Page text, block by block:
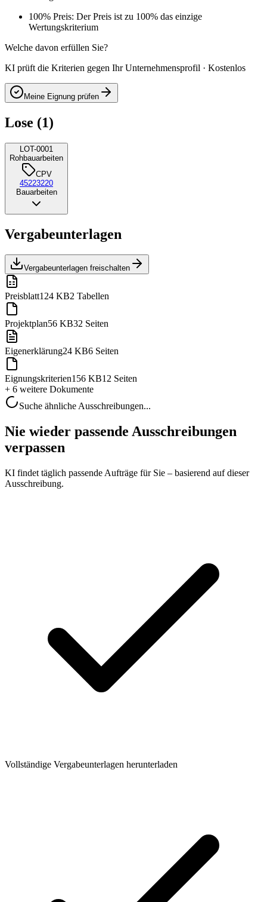
100% Preis: Der Preis ist zu 100% das einzige
Wertungskriterium
Welche davon erfüllen Sie?
KI prüft die Kriterien gegen Ihr Unternehmensprofil · Kostenlos
Meine Eignung prüfen
Lose (1)
LOT-0001
Rohbauarbeiten
CPV
45223220
Bauarbeiten
Vergabeunterlagen
Vergabeunterlagen freischalten
Preisblatt124 KB2 Tabellen
Projektplan56 KB32 Seiten
Eigenerklärung24 KB6 Seiten
Eignungskriterien156 KB12 Seiten
+ 6 weitere Dokumente
Suche ähnliche Ausschreibungen...
Nie wieder passende Ausschreibungen
verpassen
KI findet täglich passende Aufträge für Sie – basierend auf dieser
Ausschreibung.
Vollständige Vergabeunterlagen herunterladen